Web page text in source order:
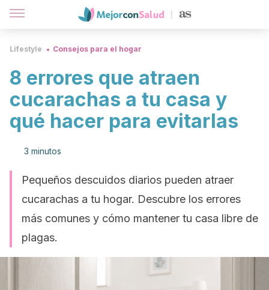
Lifestyle Consejos para el hogar
8 errores que atraen
cucarachas a tu casa y
qué hacer para evitarlas
3 minutos
Pequeños descuidos diarios pueden atraer
cucarachas a tu hogar. Descubre los errores
más comunes y cómo mantener tu casa libre de
plagas.